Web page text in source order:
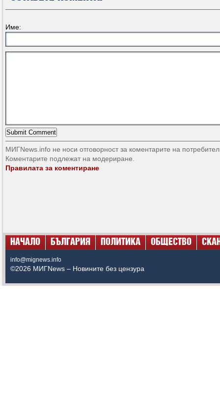
Име:
МИГNews.info не носи отговорност за коментарите на
Коментарите подлежат на модериране.
Правилата за коментиране
НАЧАЛО БЪЛГАРИЯ ПОЛИТИКА ОБЩЕСТВО
info@mignews.info
©2026 МИГNews – Новините без цензура